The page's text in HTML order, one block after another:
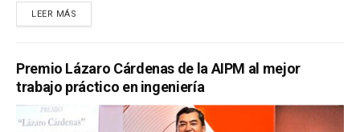
LEER MÁS
Premio Lázaro Cárdenas de la AIPM al mejor
trabajo práctico en ingeniería